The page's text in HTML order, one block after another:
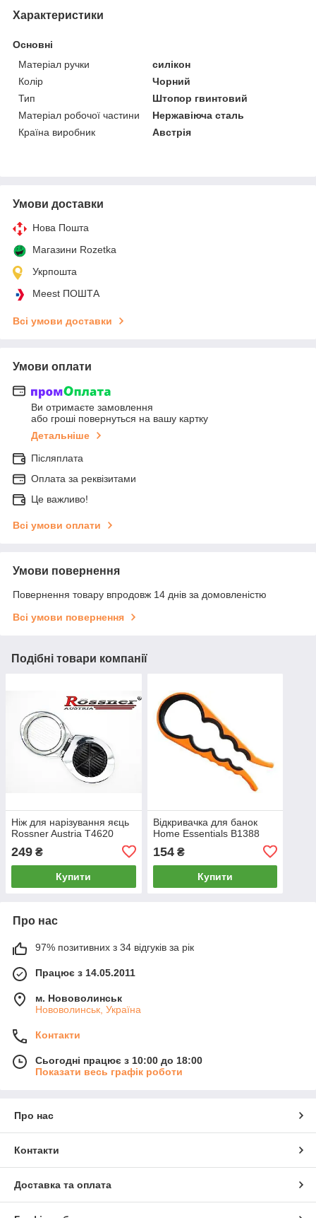
Характеристики
Основні
Матеріал ручки
силікон
Колір
Чорний
Тип
Штопор гвинтовий
Матеріал робочої частини
Нержавіюча сталь
Країна виробник
Австрія
Умови доставки
Нова Пошта
Магазини Rozetka
Укрпошта
Meest ПОШТА
Всі умови доставки
Умови оплати
Ви отримаєте замовлення
або гроші повернуться на вашу картку
Детальніше
Післяплата
Оплата за реквізитами
Це важливо!
Всі умови оплати
Умови повернення
Повернення товару впродовж 14 днів за домовленістю
Всі умови повернення
Подібні товари компанії
Ніж для нарізування яєць
Rossner Austria T4620
249 ₴
Купити
Відкривачка для банок
Home Essentials B1388
154₴
Купити
Про нас
97% позитивних з 34 відгуків за рік
Працює з 14.05.2011
м. Нововолинськ
Нововолинськ, Україна
Контакти
Сьогодні працює з 10:00 до 18:00
Показати весь графік роботи
Про нас
Контакти
Доставка та оплата